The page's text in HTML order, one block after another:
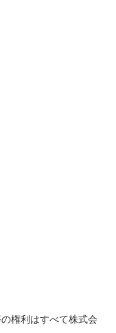
権利はすべて株式会